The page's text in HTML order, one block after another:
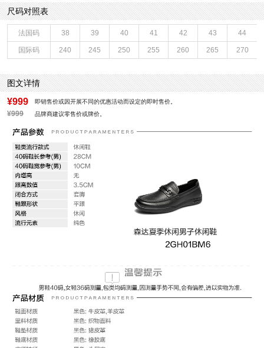
40码鞋宽参考(男)：10CM
性别：男子
皮质特征：头层皮
上市时间：2026年夏季
鞋帮：低帮
鞋底材质：橡胶底
里料材质：织物面料
40码鞋长参考(男)：28CM
色系：黑色
鞋类流行款式：休闲鞋
闭合方式：套脚
尺码对照表
法国码 38 39 40 41 42 43 44
国际码 240 245 250 255 260 265 270
图文详情
¥999 即销售价或因开展不同的优惠活动而设定的即时售价。
¥999 品牌商建议零售价或牌价。